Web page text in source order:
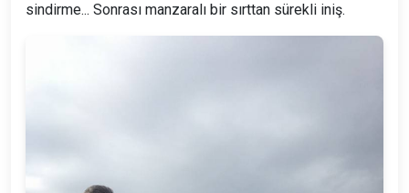
sindirme... Sonrası manzaralı bir sırttan sürekli iniş.